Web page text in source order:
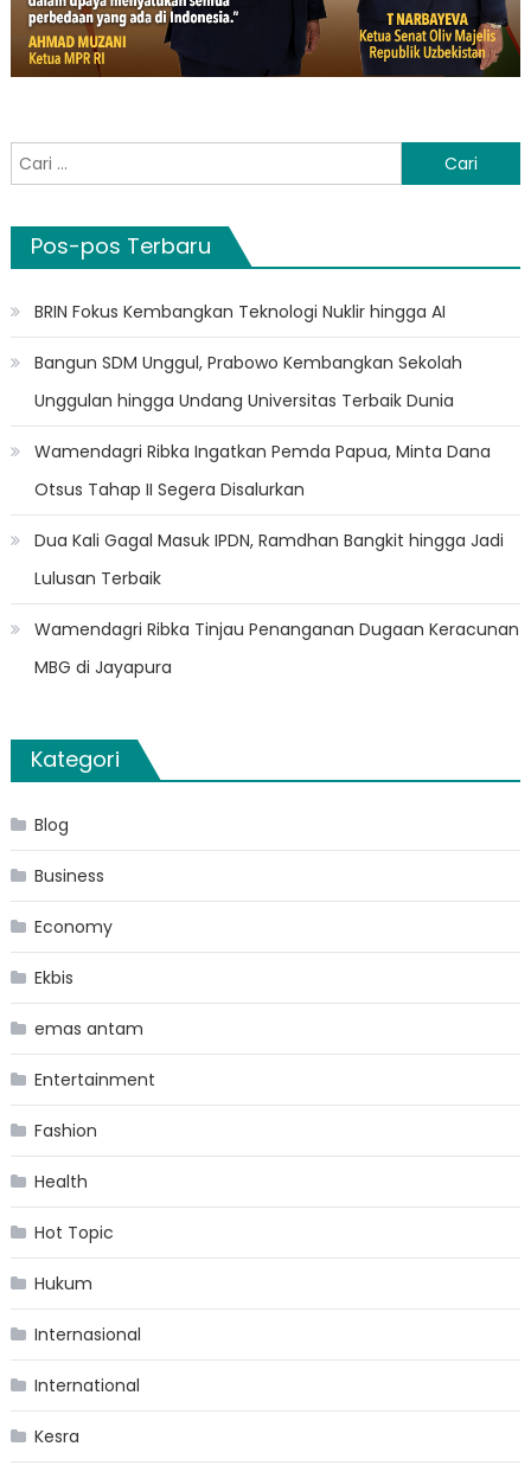
Cari
untuk:
Pos-pos Terbaru
BRIN Fokus Kembangkan Teknologi Nuklir hingga AI
Bangun SDM Unggul, Prabowo Kembangkan Sekolah
Unggulan hingga Undang Universitas Terbaik Dunia
Wamendagri Ribka Ingatkan Pemda Papua, Minta Dana
Otsus Tahap II Segera Disalurkan
Dua Kali Gagal Masuk IPDN, Ramdhan Bangkit hingga Jadi
Lulusan Terbaik
Wamendagri Ribka Tinjau Penanganan Dugaan Keracunan
MBG di Jayapura
Kategori
Blog
Business
Economy
Ekbis
emas antam
Entertainment
Fashion
Health
Hot Topic
Hukum
Internasional
International
Kesra